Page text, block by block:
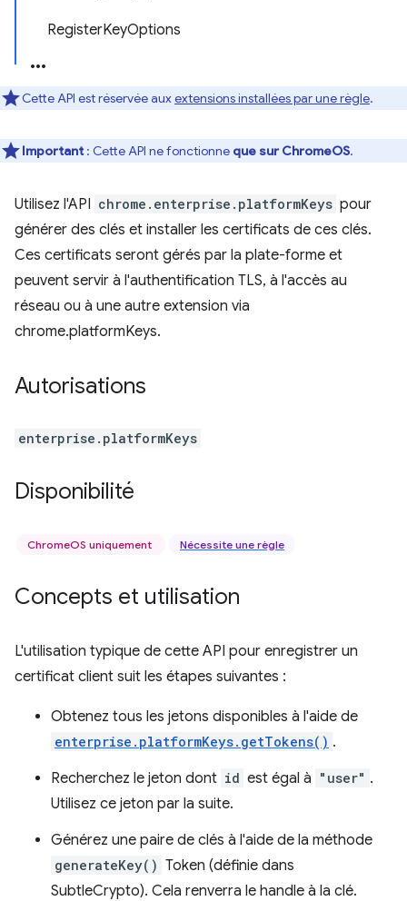
RegisterKeyOptions
Cette API est réservée auxextensions installées par une règle.
Important : Cette API ne fonctionne que sur ChromeOS.
Utilisez l'API chrome.enterprise.platformKeys pour
générer des clés et installer les certificats de ces clés.
Ces certificats seront gérés par la plate-forme et
peuvent servir à l'authentification TLS, à l'accès au
réseau ou à une autre extension via
chrome.platformKeys.
Autorisations
enterprise.platformKeys
Disponibilité
ChromeOS uniquement Nécessite une règle
Concepts et utilisation
L'utilisation typique de cette API pour enregistrer un
certificat client suit les étapes suivantes :
Obtenez tous les jetons disponibles à l'aide de
enterprise.platformKeys.getTokens() .
Recherchez le jeton dont id est égal à "user" .
Utilisez ce jeton par la suite.
Générez une paire de clés à l'aide de la méthode
generateKey() Token (définie dans
SubtleCrypto). Cela renverra le handle à la clé.